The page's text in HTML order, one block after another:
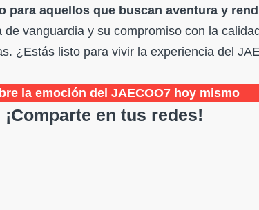
para aquellos que buscan aventura y
vanguardia y su compromiso con la
¿Estás listo para vivir la experiencia del
la emoción del JAECOO7 hoy mismo
en tus redes!